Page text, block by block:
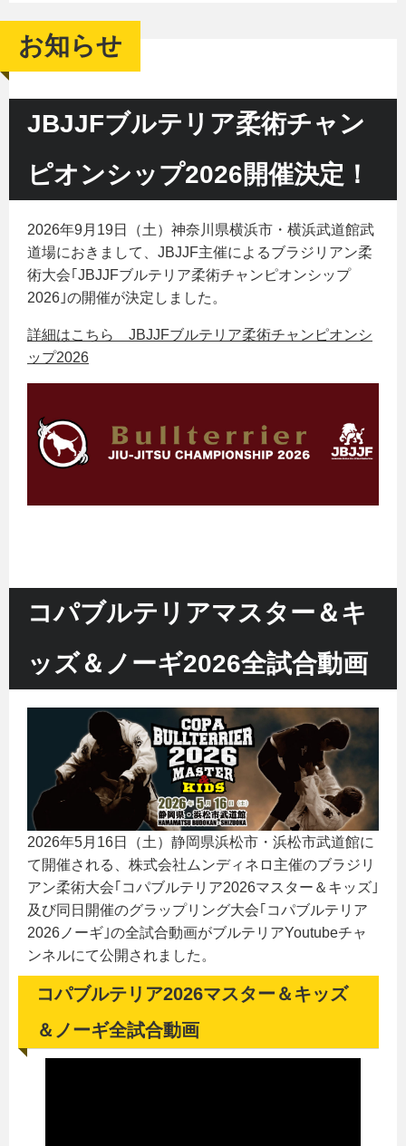
お知らせ
JBJJFブルテリア柔術チャン
ピオンシップ2026開催決定！
2026年9月19日（土）神奈川県横浜市・横浜武道館武
道場におきまして、JBJJF主催によるブラジリアン柔
術大会｢JBJJFブルテリア柔術チャンピオンシップ
2026｣の開催が決定しました。
詳細はこちら JBJJFブルテリア柔術チャンピオンシ
ップ2026
コパブルテリアマスター＆キ
ッズ＆ノーギ2026全試合動画
2026年5月16日（土）静岡県浜松市・浜松市武道館に
て開催される、株式会社ムンディネロ主催のブラジリ
アン柔術大会｢コパブルテリア2026マスター＆キッズ｣
及び同日開催のグラップリング大会｢コパブルテリア
2026ノーギ｣の全試合動画がブルテリアYoutubeチャ
ンネルにて公開されました。
コパブルテリア2026マスター＆キッズ
＆ノーギ全試合動画